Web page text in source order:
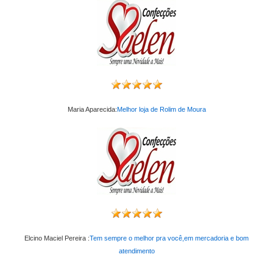
Maria Aparecida:Melhor loja de Rolim de Moura
Elcino Maciel Pereira :Tem sempre o melhor pra você,em mercadoria e bom
atendimento